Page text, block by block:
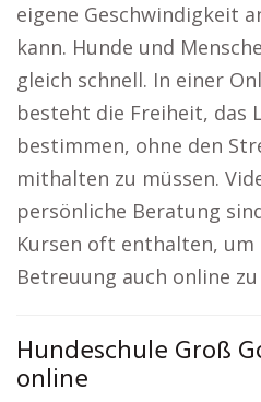
eigene Geschwindigkeit
kann. Hunde und
gleich schnell. In einer
besteht die Freiheit, das
bestimmen, ohne den
mithalten zu müssen.
persönliche Beratung
Kursen oft enthalten, um
Betreuung auch online
Hundeschule Groß
online